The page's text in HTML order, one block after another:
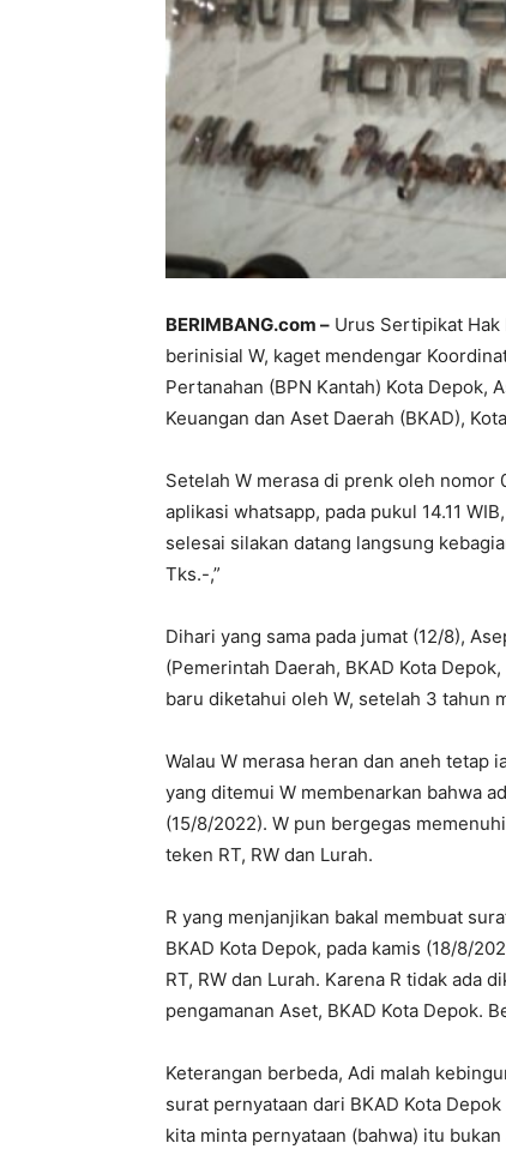
BERIMBANG.com – Urus Sertipikat Hak
berinisial W, kaget mendengar
Pertanahan (BPN Kantah) Kota Depok,
Keuangan dan Aset Daerah (BKAD),
Setelah W merasa di prenk oleh
aplikasi whatsapp, pada pukul 14.11
selesai silakan datang langsung
Tks.-,”
Dihari yang sama pada jumat (12/8),
(Pemerintah Daerah, BKAD Kota
baru diketahui oleh W, setelah 3 tahun
Walau W merasa heran dan aneh tetap
yang ditemui W membenarkan bahwa
(15/8/2022). W pun bergegas
teken RT, RW dan Lurah.
R yang menjanjikan bakal membuat
BKAD Kota Depok, pada kamis (18/8/
RT, RW dan Lurah. Karena R tidak ada
pengamanan Aset, BKAD Kota Depok.
Keterangan berbeda, Adi malah
surat pernyataan dari BKAD Kota
kita minta pernyataan (bahwa) itu